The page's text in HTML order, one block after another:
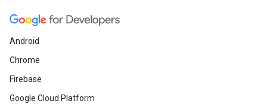
Android
Chrome
Firebase
Google Cloud Platform